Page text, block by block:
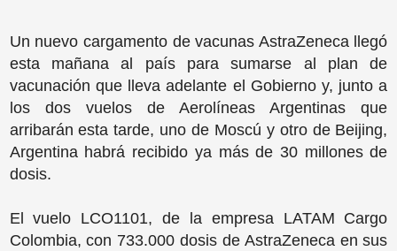
Un nuevo cargamento de vacunas AstraZeneca llegó
esta mañana al país para sumarse al plan de
vacunación que lleva adelante el Gobierno y, junto a
los dos vuelos de Aerolíneas Argentinas que
arribarán esta tarde, uno de Moscú y otro de Beijing,
Argentina habrá recibido ya más de 30 millones de
dosis.
El vuelo LCO1101, de la empresa LATAM Cargo
Colombia, con 733.000 dosis de AstraZeneca en sus